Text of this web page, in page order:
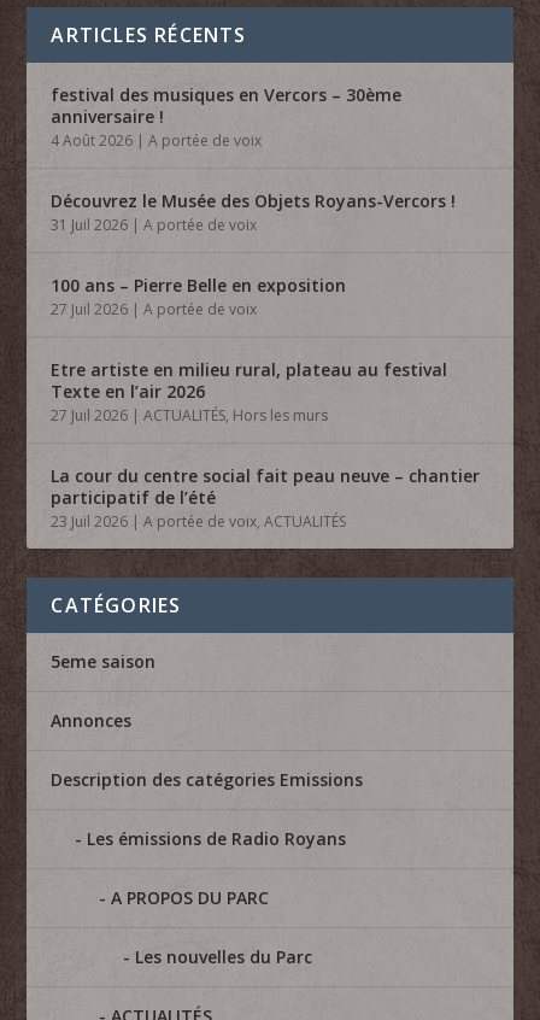
ARTICLES RÉCENTS
festival des musiques en Vercors – 30ème
anniversaire !
4 Août 2026 |A portée de voix
Découvrez le Musée des Objets Royans-Vercors !
31 Juil 2026 |A portée de voix
100 ans – Pierre Belle en exposition
27 Juil 2026 |A portée de voix
Etre artiste en milieu rural, plateau au festival
Texte en l’air 2026
27 Juil 2026 |ACTUALITÉS, Hors les murs
La cour du centre social fait peau neuve – chantier
participatif de l’été
23 Juil 2026 |A portée de voix,ACTUALITÉS
CATÉGORIES
5eme saison
Annonces
Description des catégories Emissions
Les émissions de Radio Royans
A PROPOS DU PARC
Les nouvelles du Parc